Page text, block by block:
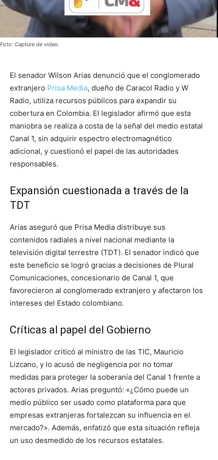
Foto: Capture de video.
El senador Wilson Arias denunció que el conglomerado
extranjero Prisa Media, dueño de Caracol Radio y W
Radio, utiliza recursos públicos para expandir su
cobertura en Colombia. El legislador afirmó que esta
maniobra se realiza a costa de la señal del medio estatal
Canal 1, sin adquirir espectro electromagnético
adicional, y cuestionó el papel de las autoridades
responsables.
Expansión cuestionada a través de la
TDT
Arias aseguró que Prisa Media distribuye sus
contenidos radiales a nivel nacional mediante la
televisión digital terrestre (TDT). El senador indicó que
este beneficio se logró gracias a decisiones de Plural
Comunicaciones, concesionario de Canal 1, que
favorecieron al conglomerado extranjero y afectaron los
intereses del Estado colombiano.
Críticas al papel del Gobierno
El legislador criticó al ministro de las TIC, Mauricio
Lizcano, y lo acusó de negligencia por no tomar
medidas para proteger la soberanía del Canal 1 frente a
actores privados. Arias preguntó: «¿Cómo puede un
medio público ser usado como plataforma para que
empresas extranjeras fortalezcan su influencia en el
mercado?». Además, enfatizó que esta situación refleja
un uso desmedido de los recursos estatales.